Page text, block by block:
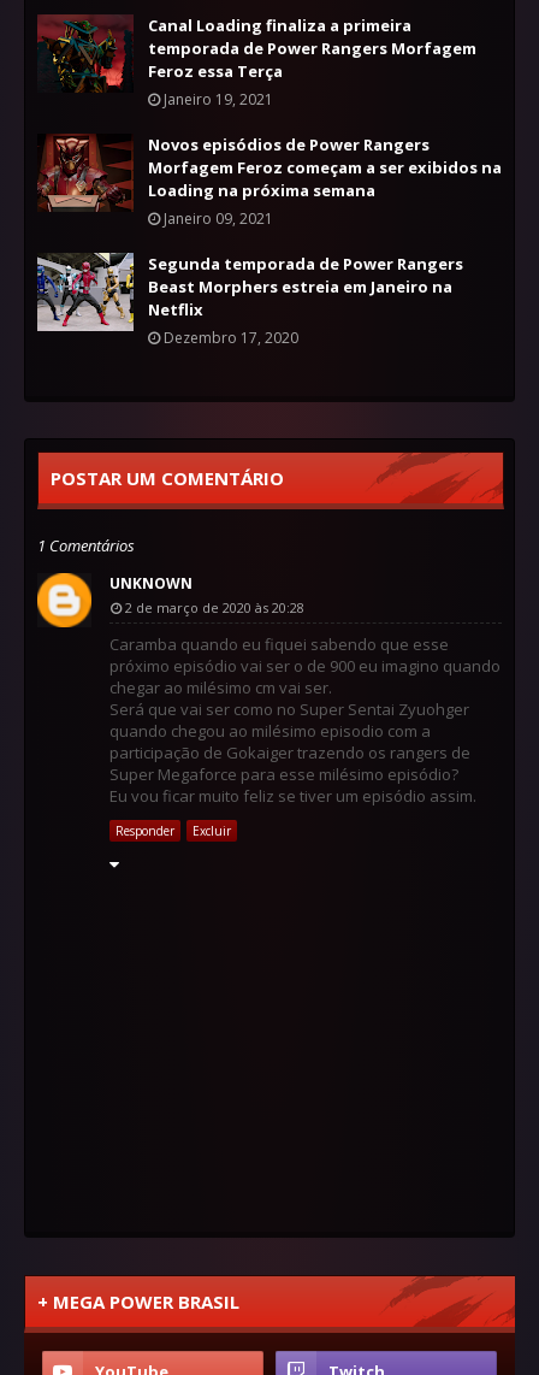
Canal Loading finaliza a primeira
temporada de Power Rangers Morfagem
Feroz essa Terça
Janeiro 19, 2021
Novos episódios de Power Rangers
Morfagem Feroz começam a ser exibidos na
Loading na próxima semana
Janeiro 09, 2021
Segunda temporada de Power Rangers
Beast Morphers estreia em Janeiro na
Netflix
Dezembro 17, 2020
POSTAR UM COMENTÁRIO
1 Comentários
UNKNOWN
2 de março de 2020 às 20:28
Caramba quando eu fiquei sabendo que esse
próximo episódio vai ser o de 900 eu imagino quando
chegar ao milésimo cm vai ser.
Será que vai ser como no Super Sentai Zyuohger
quando chegou ao milésimo episodio com a
participação de Gokaiger trazendo os rangers de
Super Megaforce para esse milésimo episódio?
Eu vou ficar muito feliz se tiver um episódio assim.
Responder Excluir
+ MEGA POWER BRASIL